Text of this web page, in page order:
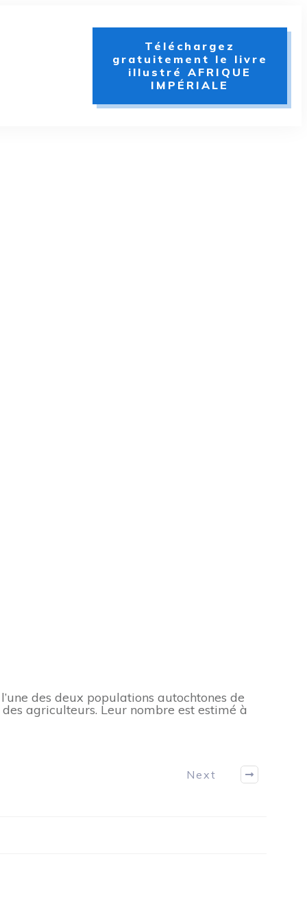
Téléchargez
gratuitement le livre
illustré AFRIQUE
IMPÉRIALE
des deux populations autochtones de
agriculteurs. Leur nombre est estimé à
Next